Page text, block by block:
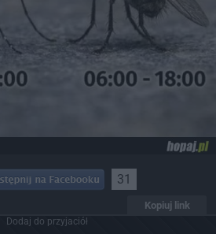
31
Kopiuj link
Dodaj do przyjaciół